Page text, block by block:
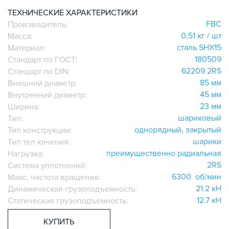
ИГОЛЬЧАТЫЕ РОЛИКОВЫЕ
ЛИНЕЙНЫЕ СОЕДИНИТЕЛИ
ДОПОЛНИТЕЛЬНАЯ ОБРАБОТКА
ПАРАЛЛЕЛЬНЫЕ СОЕДИНИТЕЛИ
ПРОМЫШЛЕННАЯ МЕБЕЛЬ
СИСТЕМА ЛЕСТНИЦ И ПЛАТФОРМ
БЫСТРЫЕ СОЕДИНИТЕЛИ
ВИНТОВЫЕ СОЕДИНИТЕЛИ И ВТУЛКИ
ШАРНИРНЫЕ И ПОДВИЖНЫЕ СОЕДИНИТЕЛИ
НАБОРЫ
ПЕТЛИ, РУЧКИ, ЗАМКИ, ЗАЩЕЛКИ
ЭЛЕМЕНТЫ ДЛЯ КРЕПЛЕНИЯ КАБЕЛЕЙ,
ПАНЕЛЕЙ, ЛИСТА, СЕТКИ
ОПОРЫ, ПОДВЕСЫ
КОМПОНЕНТЫ ДЛЯ КОНВЕЙЕРОВ
ТЕХНИЧЕСКИЕ ХАРАКТЕРИСТИКИ
Производитель:
FBC
Масса:
0,51 кг / шт
Материал:
сталь SHX15
Стандарт по ГОСТ:
180509
Стандарт по DIN:
62209 2RS
Внешний диаметр:
85 мм
Внутренний диаметр:
45 мм
Ширина:
23 мм
Тип:
шариковый
Тип конструкции:
однорядный, закрытый
Тип тел качения:
шарики
Нагрузка:
преимущественно радиальная
Система уплотнений:
2RS
Макс. частота вращения:
6300 об/мин
Динамическая грузоподъемность:
21.2 кН
Статическая грузоподъемность:
12.7 кН
КУПИТЬ